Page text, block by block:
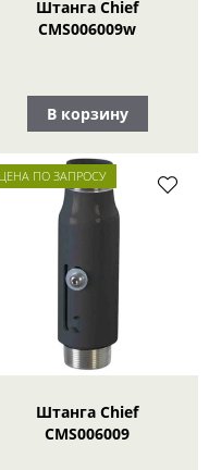
Штанга Chief
CMS006009w
В корзину
ЦЕНА ПО ЗАПРОСУ
Штанга Chief
CMS006009